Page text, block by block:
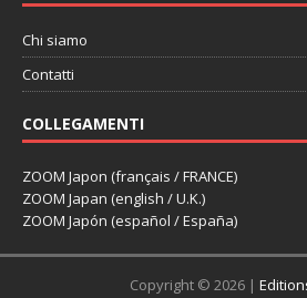
Chi siamo
Contatti
COLLEGAMENTI
ZOOM Japon (français / FRANCE)
ZOOM Japan (english / U.K.)
ZOOM Japón (español / España)
Copyright © 2026 |